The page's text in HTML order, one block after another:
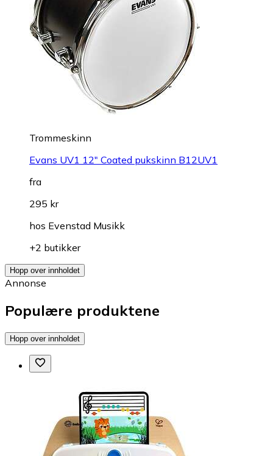
Trommeskinn
Evans UV1 12" Coated pukskinn B12UV1
fra
295 kr
hos Evenstad Musikk
+2 butikker
Hopp over innholdet
Annonse
Populære produktene
Hopp over innholdet